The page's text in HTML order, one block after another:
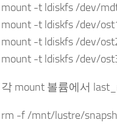
mount -t ldiskfs /dev/
mount -t ldiskfs /dev/
mount -t ldiskfs /dev/
mount -t ldiskfs /dev/
각 mount 볼륨에서
rm -f /mnt/lustre/